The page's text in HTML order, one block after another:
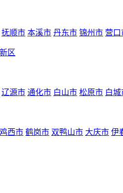
抚顺市 本溪市 丹东市 锦州市 营口
区
辽源市 通化市 白山市 松原市 白城
鸡西市 鹤岗市 双鸭山市 大庆市 伊